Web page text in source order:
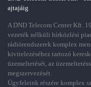
ajtajáig
A DND Telecom Center Kft.
vezeték nélküli hírközlési
rádiórendszerek komplex
kivitelezéséhez tartozó
üzemeltetését, az
megszervezését.
Ügyfeleink részére komplex